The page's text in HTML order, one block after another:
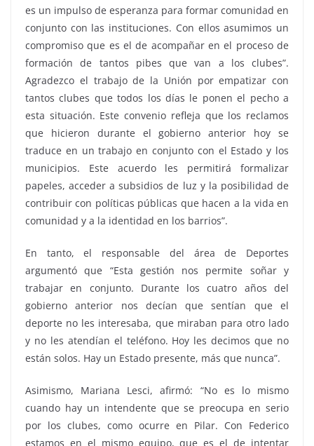
es un impulso de esperanza para formar comunidad en
conjunto con las instituciones. Con ellos asumimos un
compromiso que es el de acompañar en el proceso de
formación de tantos pibes que van a los clubes”.
Agradezco el trabajo de la Unión por empatizar con
tantos clubes que todos los días le ponen el pecho a
esta situación. Este convenio refleja que los reclamos
que hicieron durante el gobierno anterior hoy se
traduce en un trabajo en conjunto con el Estado y los
municipios. Este acuerdo les permitirá formalizar
papeles, acceder a subsidios de luz y la posibilidad de
contribuir con políticas públicas que hacen a la vida en
comunidad y a la identidad en los barrios”.
En tanto, el responsable del área de Deportes
argumentó que “Esta gestión nos permite soñar y
trabajar en conjunto. Durante los cuatro años del
gobierno anterior nos decían que sentían que el
deporte no les interesaba, que miraban para otro lado
y no les atendían el teléfono. Hoy les decimos que no
están solos. Hay un Estado presente, más que nunca”.
Asimismo, Mariana Lesci, afirmó: “No es lo mismo
cuando hay un intendente que se preocupa en serio
por los clubes, como ocurre en Pilar. Con Federico
estamos en el mismo equipo, que es el de intentar